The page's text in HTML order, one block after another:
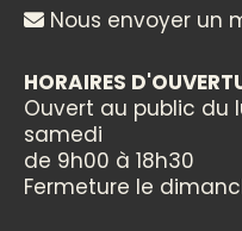
Nous envoyer un
HORAIRES
Ouvert au public du
samedi
de 9h00 à 18h30
Fermeture le